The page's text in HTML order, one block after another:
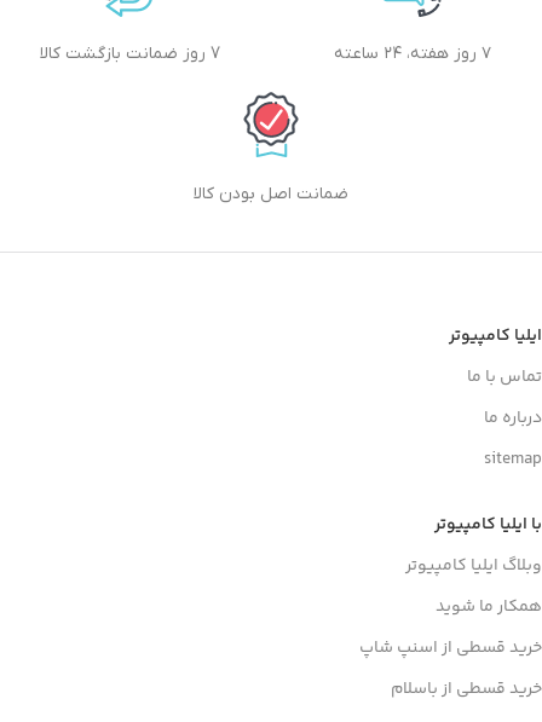
۷ روز هفته، ۲۴ ساعته 7 روز ضمانت بازگشت کالا
ضمانت اصل بودن کالا
ایلیا کامپیوتر
تماس با ما
درباره ما
sitemap
با ایلیا کامپیوتر
وبلاگ ایلیا کامپیوتر
همکار ما شوید
خرید قسطی از اسنپ شاپ
خرید قسطی از باسلام